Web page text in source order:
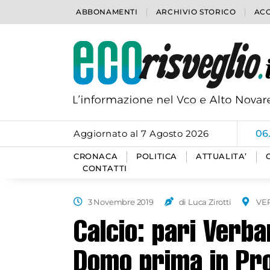
ABBONAMENTI ARCHIVIO STORICO
Aggiornato al 7 Agosto 2026
CRONACA POLITICA ATTUALITA’
CONTATTI
3 Novembre 2019 di Luca Zirotti
Calcio: pari